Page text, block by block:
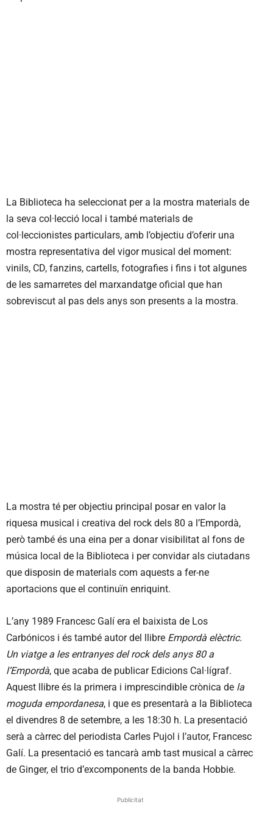
La Biblioteca ha seleccionat per a la mostra materials de
la seva col·lecció local i també materials de
col·leccionistes particulars, amb l’objectiu d’oferir una
mostra representativa del vigor musical del moment:
vinils, CD, fanzins, cartells, fotografies i fins i tot algunes
de les samarretes del marxandatge oficial que han
sobreviscut al pas dels anys son presents a la mostra.
La mostra té per objectiu principal posar en valor la
riquesa musical i creativa del rock dels 80 a l’Empordà,
però també és una eina per a donar visibilitat al fons de
música local de la Biblioteca i per convidar als ciutadans
que disposin de materials com aquests a fer-ne
aportacions que el continuïn enriquint.
L’any 1989 Francesc Galí era el baixista de Los
Carbónicos i és també autor del llibre Empordà elèctric.
Un viatge a les entranyes del rock dels anys 80 a
l’Empordà, que acaba de publicar Edicions Cal·lígraf.
Aquest llibre és la primera i imprescindible crònica de la
moguda empordanesa, i que es presentarà a la Biblioteca
el divendres 8 de setembre, a les 18:30 h. La presentació
serà a càrrec del periodista Carles Pujol i l’autor, Francesc
Galí. La presentació es tancarà amb tast musical a càrrec
de Ginger, el trio d’excomponents de la banda Hobbie.
Publicitat